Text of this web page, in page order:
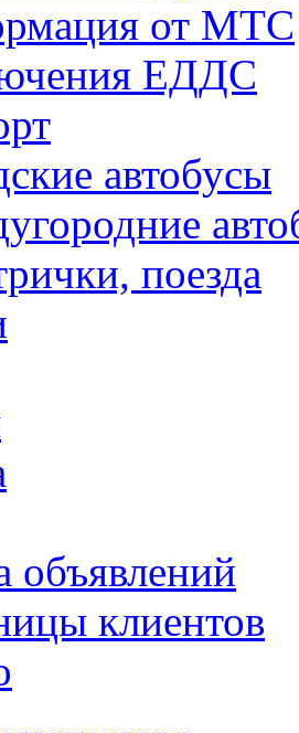
от МТС
ЕДДС
автобусы
поезда
объявлений
клиентов